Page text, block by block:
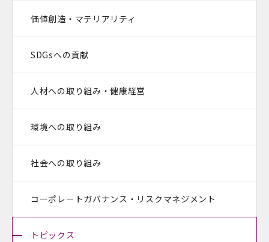
価値創造・マテリアリティ
SDGsへの貢献
人材への取り組み・健康経営
環境への取り組み
社会への取り組み
コーポレートガバナンス・ リスクマネジメント
トピックス